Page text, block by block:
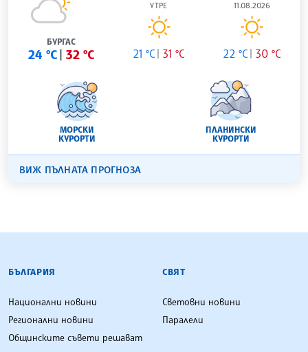
БУРГАС
24 °C 32 °C
УТРЕ
21 °C 31 °C
11.08.2026
22 °C 30 °C
МОРСКИ
КУРОРТИ
ПЛАНИНСКИ
КУРОРТИ
ВИЖ ПЪЛНАТА ПРОГНОЗА
БЪЛГАРСКА ТЕЛЕГРАФНА АГЕНЦИЯ
БЪЛГАРИЯ
Национални новини
Регионални новини
Общинските съвети решават
СВЯТ
Световни новини
Паралели